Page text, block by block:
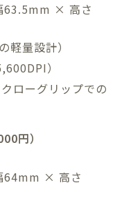
63.5mm × 高さ
軽量設計）
）
ローグリップでの
円）
64mm × 高さ